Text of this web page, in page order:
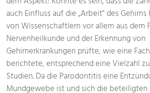
auch Einfluss auf die „Arbeit" des
von Wissenschaftlern vor allem aus dem
Nervenheilkunde und der Erkennung von
Gehirnerkrankungen prüfte, wie eine
berichtete, entsprechend eine Vielzahl
Studien. Da die Parodontitis eine
Mundgewebe ist und sich die